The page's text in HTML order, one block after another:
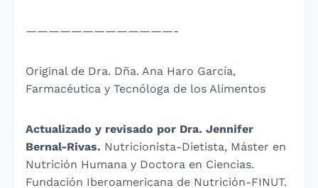
—————————————-
Original de Dra. Dña. Ana Haro García,
Farmacéutica y Tecnóloga de los Alimentos
Actualizado y revisado por Dra. Jennifer
Bernal-Rivas. Nutricionista-Dietista, Máster en
Nutrición Humana y Doctora en Ciencias.
Fundación Iberoamericana de Nutrición-FINUT.